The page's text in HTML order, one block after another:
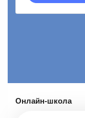
Онлайн-школа